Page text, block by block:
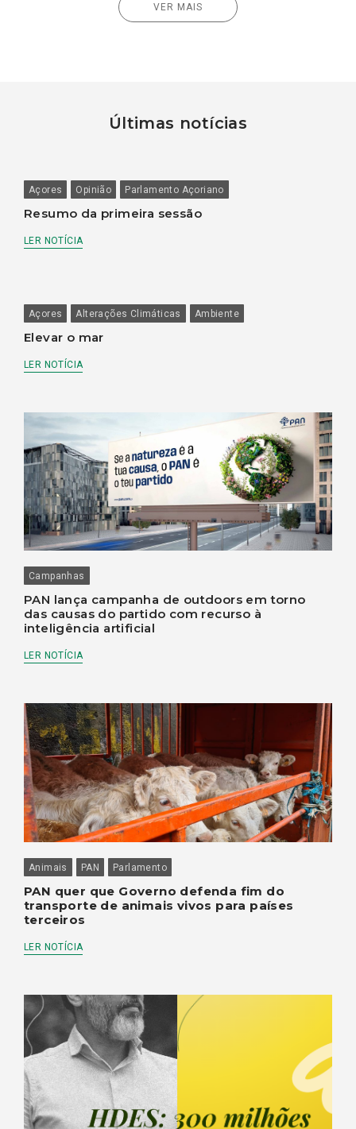
VER MAIS
Últimas notícias
Açores Opinião Parlamento Açoriano
Resumo da primeira sessão
LER NOTÍCIA
Açores Alterações Climáticas Ambiente
Elevar o mar
LER NOTÍCIA
Campanhas
PAN lança campanha de outdoors em torno
das causas do partido com recurso à
inteligência artificial
LER NOTÍCIA
Animais PAN Parlamento
PAN quer que Governo defenda fim do
transporte de animais vivos para países
terceiros
LER NOTÍCIA